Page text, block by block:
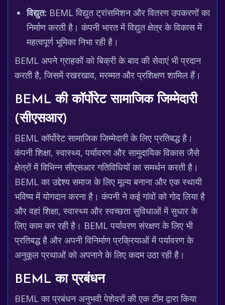
विद्युत: BEML विद्युत ट्रांसमिशन और वितरण उपकरणों का
निर्माण करती है। कंपनी भारत में विद्युत क्षेत्र के विकास में
महत्वपूर्ण भूमिका निभा रही है।
BEML अपने ग्राहकों को बिक्री के बाद की सेवाएं भी प्रदान
करती है, जिसमें रखरखाव, मरम्मत और प्रशिक्षण शामिल हैं।
BEML की कॉर्पोरेट सामाजिक जिम्मेदारी
(सीएसआर)
BEML कॉर्पोरेट सामाजिक जिम्मेदारी के लिए प्रतिबद्ध है।
कंपनी शिक्षा, स्वास्थ्य, पर्यावरण और सामुदायिक विकास जैसे
क्षेत्रों में विभिन्न सीएसआर गतिविधियों का समर्थन करती है।
BEML का उद्देश्य समाज के लिए मूल्य बनाना और एक स्थायी
भविष्य में योगदान करना है। कंपनी ने कई गांवों को गोद लिया है
और वहां शिक्षा, स्वास्थ्य और स्वच्छता सुविधाओं में सुधार के
लिए काम कर रही है। BEML पर्यावरण संरक्षण के लिए भी
प्रतिबद्ध है और अपनी विनिर्माण प्रक्रियाओं में पर्यावरण के
अनुकूल प्रथाओं को अपनाने के लिए कदम उठा रही है।
BEML का प्रबंधन
BEML का प्रबंधन अनुभवी पेशेवरों की एक टीम द्वारा किया